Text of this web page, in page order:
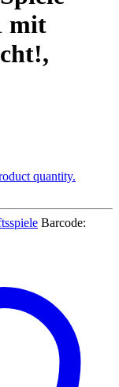
mit
quantity.
Barcode: